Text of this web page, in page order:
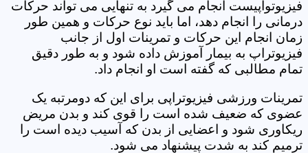
فیزیوتواپیست انجام می گیرد به تنهایی می تواند حرکات
درمانی را انجام دهد، اما باید نوع حرکات و همین طور
زمان انجام این حرکات و تمرینات اول از جانب
فیزیوتراپ به بیمار آموزش داده شود و به طور دقیق
تمام مطالبی که گفته است او انجام داد.
تمرینات ورزشی فیزیوتراپی برای این که دومرتبه یک
عضوی که ضعیف شده است را قوی کند و بدن مریض
ریکاوری شود و اعضایی از بدن که آسیب دیده است را
ترمیم کند به شدت پیشنهاد می شود.